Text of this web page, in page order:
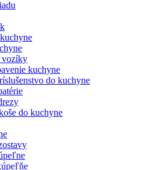
vozíky
kuchyne
do kuchyne
do kuchyne